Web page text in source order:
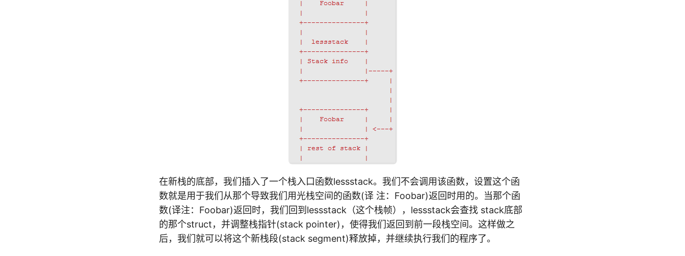
在新栈的底部，我们插入了一个栈入口函数lessstack。我们不会调用该函数，设置这个函
数就是用于我们从那个导致我们用光栈空间的函数(译 注：Foobar)返回时用的。当那个函
数(译注：Foobar)返回时，我们回到lessstack（这个栈帧），lessstack会查找 stack底部
的那个struct，并调整栈指针(stack pointer)，使得我们返回到前一段栈空间。这样做之
后，我们就可以将这个新栈段(stack segment)释放掉，并继续执行我们的程序了。